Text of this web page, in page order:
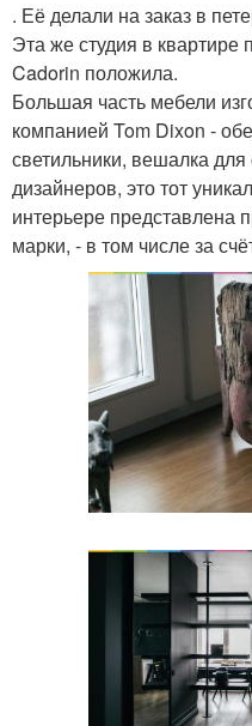
. Её делали на заказ в
Эта же студия в квартире
Cadorin положила.
Большая часть мебели
компанией Tom Dixon -
светильники, вешалка
дизайнеров, это тот
интерьере представлена
марки, - в том числе за